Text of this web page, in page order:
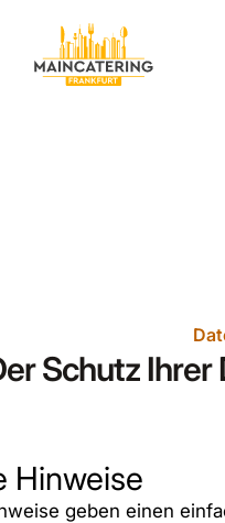
springen
Schutz
Hinweise
geben einen